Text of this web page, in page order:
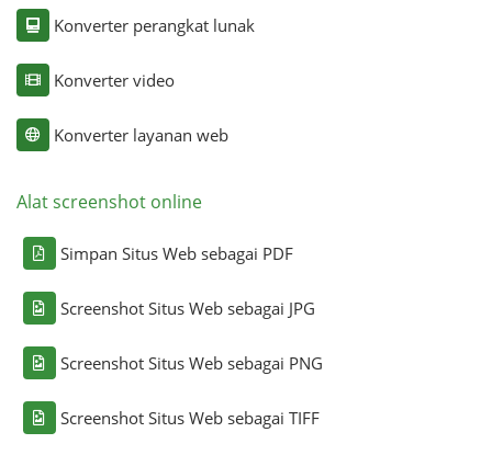
Konverter perangkat lunak
Konverter video
Konverter layanan web
Alat screenshot online
Simpan Situs Web sebagai PDF
Screenshot Situs Web sebagai JPG
Screenshot Situs Web sebagai PNG
Screenshot Situs Web sebagai TIFF